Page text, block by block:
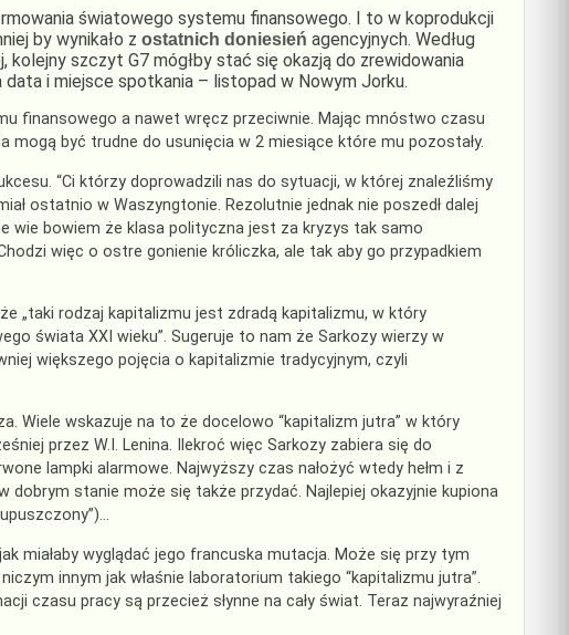
światowego systemu finansowego. I to w koprodukcji
by wynikało z ostatnich doniesień agencyjnych. Według
szczyt G7 mógłby stać się okazją do zrewidowania
i miejsce spotkania – listopad w Nowym Jorku.
finansowego a nawet wręcz przeciwnie. Mając mnóstwo czasu
mogą być trudne do usunięcia w 2 miesiące które mu pozostały.
“Ci którzy doprowadzili nas do sytuacji, w której znaleźliśmy
ostatnio w Waszyngtonie. Rezolutnie jednak nie poszedł dalej
wie bowiem że klasa polityczna jest za kryzys tak samo
więc o ostre gonienie króliczka, ale tak aby go przypadkiem
„taki rodzaj kapitalizmu jest zdradą kapitalizmu, w który
świata XXI wieku”. Sugeruje to nam że Sarkozy wierzy w
większego pojęcia o kapitalizmie tradycyjnym, czyli
Wiele wskazuje na to że docelowo “kapitalizm jutra” w który
przez W.I. Lenina. Ilekroć więc Sarkozy zabiera się do
lampki alarmowe. Najwyższy czas nałożyć wtedy hełm i z
stanie może się także przydać. Najlepiej okazyjnie kupiona
miałaby wyglądać jego francuska mutacja. Może się przy tym
innym jak właśnie laboratorium takiego “kapitalizmu jutra”.
czasu pracy są przecież słynne na cały świat. Teraz najwyraźniej